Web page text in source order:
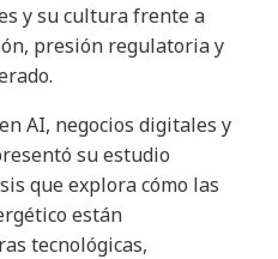
y su cultura frente a
presión regulatoria y
AI, negocios digitales y
su estudio
que explora cómo las
están
tecnológicas,